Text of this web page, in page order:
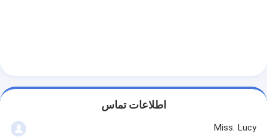
اطلاعات تماس
Miss. Lucy